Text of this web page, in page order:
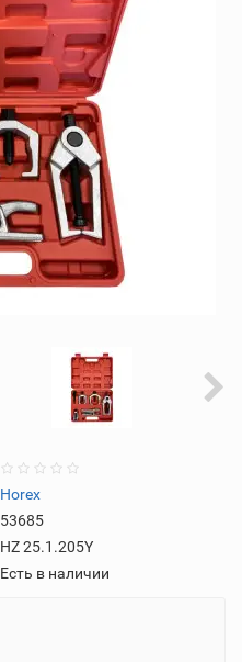
Horex
53685
HZ 25.1.205Y
Есть в наличии